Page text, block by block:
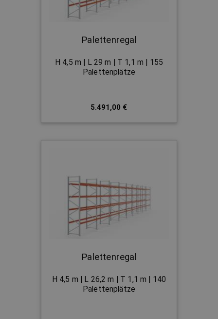
Palettenregal
H 4,5 m | L 29 m | T 1,1 m | 155
Palettenplätze
5.491,00 €
Palettenregal
H 4,5 m | L 26,2 m | T 1,1 m | 140
Palettenplätze